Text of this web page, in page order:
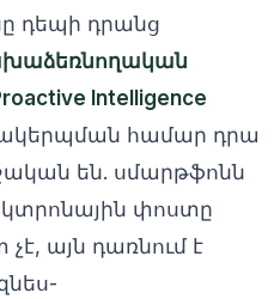
դեպի դրանց
Intelligence
համար դրա
են. սմարթֆոնն
փոստը
չէ, այն դառնում է